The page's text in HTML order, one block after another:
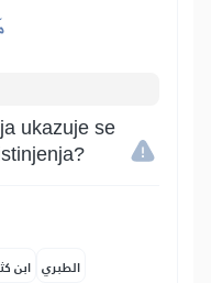
ukazuje se
ابن الطبري